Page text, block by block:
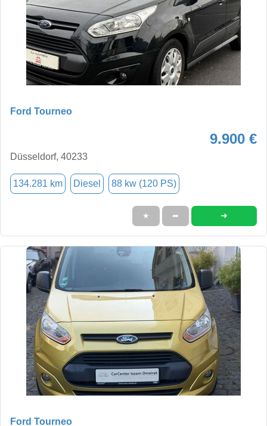
Ford Tourneo
9.900 €
Düsseldorf, 40233
134.281 km Diesel 88 kw (120 PS)
★ ➦ ➜
Ford Tourneo